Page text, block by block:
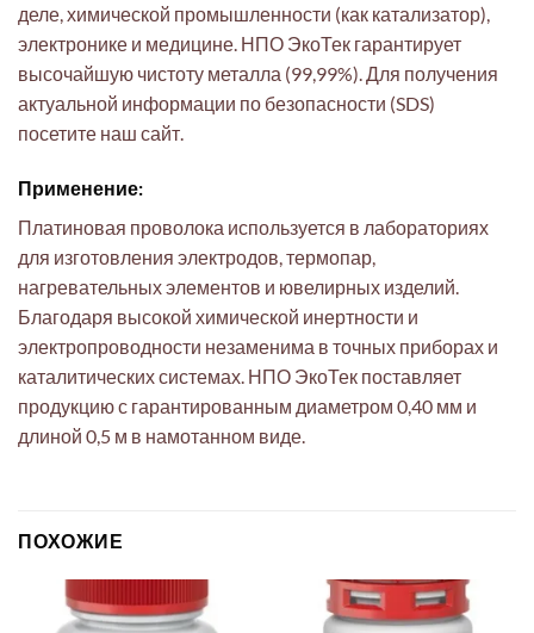
деле, химической промышленности (как катализатор),
электронике и медицине. НПО ЭкоТек гарантирует
высочайшую чистоту металла (99,99%). Для получения
актуальной информации по безопасности (SDS)
посетите наш сайт.
Применение:
Платиновая проволока используется в лабораториях
для изготовления электродов, термопар,
нагревательных элементов и ювелирных изделий.
Благодаря высокой химической инертности и
электропроводности незаменима в точных приборах и
каталитических системах. НПО ЭкоТек поставляет
продукцию с гарантированным диаметром 0,40 мм и
длиной 0,5 м в намотанном виде.
ПОХОЖИЕ